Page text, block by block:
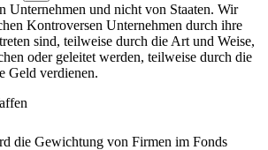
Unternehmen und nicht von Staaten. Wir
Kontroversen Unternehmen durch ihre
sind, teilweise durch die Art und Weise,
oder geleitet werden, teilweise durch die
Geld verdienen.
die Gewichtung von Firmen im Fonds